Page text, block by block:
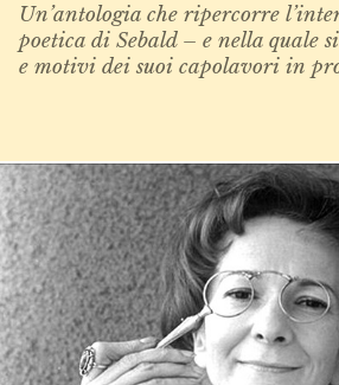
Un’antologia che ripercorre
poetica di Sebald – e nella quale
e motivi dei suoi capolavori in